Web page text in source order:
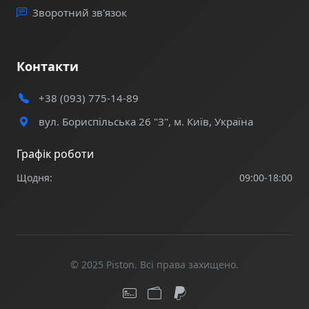
інструмент для тактичної підготовки з швидкою
Зворотний зв'язок
Контакти
+38 (093) 775-14-89
вул. Бориспільська 26 "З", м. Київ, Україна
Графік роботи
Щодня: 09:00-18:00
© 2025 Piston. Всі права захищено.